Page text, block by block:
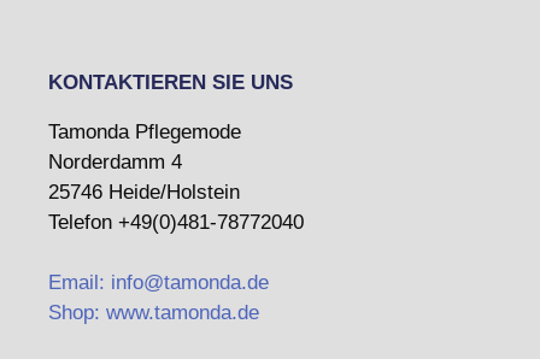
KONTAKTIEREN SIE UNS
Tamonda Pflegemode
Norderdamm 4
25746 Heide/Holstein
Telefon +49(0)481-78772040
Email: info@tamonda.de
Shop: www.tamonda.de